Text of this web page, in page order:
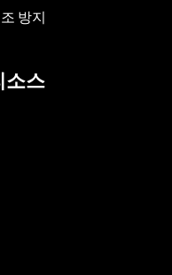
방지
소스